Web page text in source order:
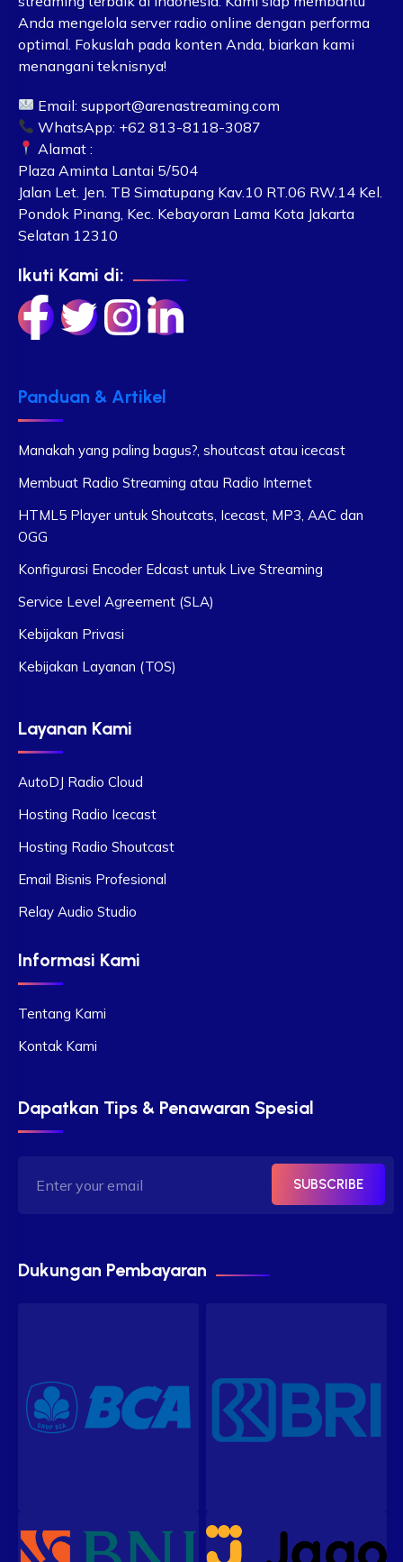
Anda mengelola server radio online dengan performa
optimal. Fokuslah pada konten Anda, biarkan kami
menangani teknisnya!
Email:support@arenastreaming.com
WhatsApp: +62 813-8118-3087
Alamat :
Plaza Aminta Lantai 5/504
Jalan Let. Jen. TB Simatupang Kav.10 RT.06 RW.14 Kel.
Pondok Pinang, Kec. Kebayoran Lama Kota Jakarta
Selatan 12310
Ikuti Kami di:
Panduan & Artikel
Manakah yang paling bagus?, shoutcast atau icecast
Membuat Radio Streaming atau Radio Internet
HTML5 Player untuk Shoutcats, Icecast, MP3, AAC dan
OGG
Konfigurasi Encoder Edcast untuk Live Streaming
Service Level Agreement (SLA)
Kebijakan Privasi
Kebijakan Layanan (TOS)
Layanan Kami
AutoDJ Radio Cloud
Hosting Radio Icecast
Hosting Radio Shoutcast
Email Bisnis Profesional
Relay Audio Studio
Informasi Kami
Tentang Kami
Kontak Kami
Dapatkan Tips & Penawaran Spesial
SUBSCRIBE
Dukungan Pembayaran